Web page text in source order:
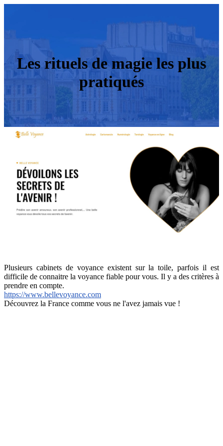
Les rituels de magie les plus
pratiqués
Plusieurs cabinets de voyance existent sur la toile, parfois il est
difficile de connaitre la voyance fiable pour vous. Il y a des critères à
prendre en compte.
https://www.bellevoyance.com
Découvrez la France comme vous ne l'avez jamais vue !